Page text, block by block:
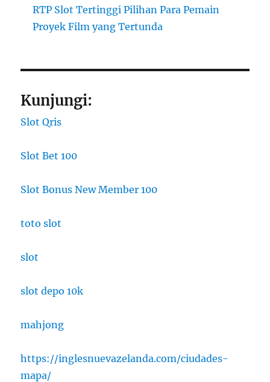
RTP Slot Tertinggi Pilihan Para Pemain
Proyek Film yang Tertunda
Kunjungi:
Slot Qris
Slot Bet 100
Slot Bonus New Member 100
toto slot
slot
slot depo 10k
mahjong
https://inglesnuevazelanda.com/ciudades-
mapa/